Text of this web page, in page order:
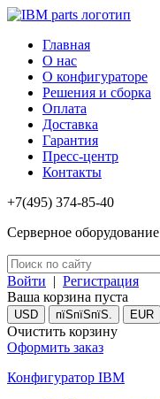
Главная
О нас
О конфигураторе
Решения и сборка
Оплата
Доставка
Гарантия
Пресс-центр
Контакты
+7(495) 374-85-40
Серверное
Войти | Регистрация
Ваша корзина пуста
USD пїЅпїЅпїЅ. EUR
Очистить корзину
Оформить заказ
Конфигуратор IBM